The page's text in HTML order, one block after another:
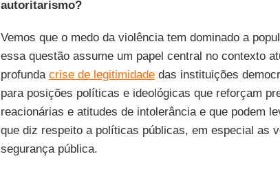
autoritarismo?
Vemos que o medo da violência tem dominado a
essa questão assume um papel central no contexto
profunda crise de legitimidadedas instituições
para posições políticas e ideológicas que reforçam
reacionárias e atitudes de intolerância e que podem
que diz respeito a políticas públicas, em especial as
segurança pública.